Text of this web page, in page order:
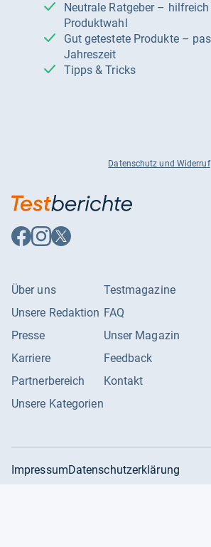
Neutrale Ratgeber – hilfreich für Ihre
Produktwahl
Gut getestete Produkte – passend zur
Jahreszeit
Tipps & Tricks
Datenschutz und Widerruf
Auf
Facebook
Auf
Instagram
Auf
X
Über uns
Unsere Redaktion
Presse
Karriere
Partnerbereich
Unsere Kategorien
Testmagazine
FAQ
Unser Magazin
Feedback
Kontakt
ImpressumDatenschutzerklärung